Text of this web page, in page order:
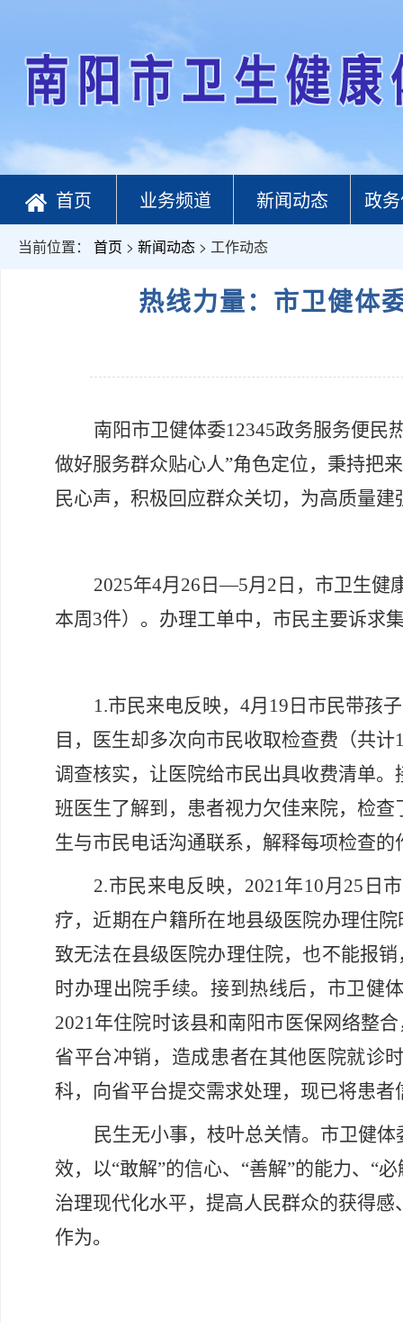
首页 业务频道 新闻动态 政
当前位置： 首页 > 新闻动态 > 工作动态
热线力量：市卫健体
南阳市卫健体委12345政务服务便民
做好服务群众贴心人”角色定位，秉持把
民心声，积极回应群众关切，为高质量
2025年4月26日—5月2日，市卫生健
本周3件）。办理工单中，市民主要诉求
1.市民来电反映，4月19日市民带孩
目，医生却多次向市民收取检查费（共
调查核实，让医院给市民出具收费清单
班医生了解到，患者视力欠佳来院，检
生与市民电话沟通联系，解释每项检查
2.市民来电反映，2021年10月25日
疗，近期在户籍所在地县级医院办理住
致无法在县级医院办理住院，也不能报
时办理出院手续。接到热线后，市卫健
2021年住院时该县和南阳市医保网络整
省平台冲销，造成患者在其他医院就诊
科，向省平台提交需求处理，现已将患
民生无小事，枝叶总关情。市卫健
效，以“敢解”的信心、“善解”的能力、“
治理现代化水平，提高人民群众的获得
作为。